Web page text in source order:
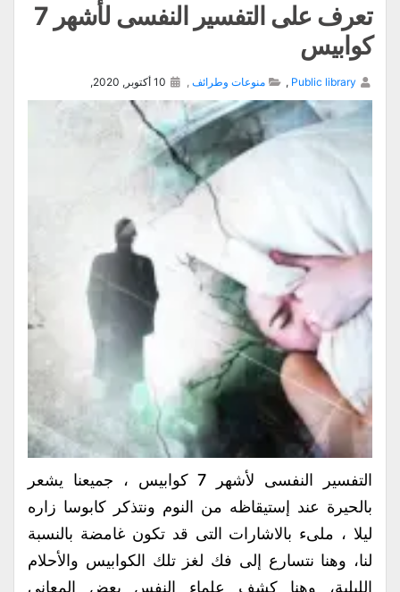
تعرف على التفسير النفسى لأشهر 7
كوابيس
Public library
, منوعات وطرائف ,
التفسير النفسى لأشهر 7 كوابيس ، جميعنا يشعر
بالحيرة عند إستيقاظه من النوم ونتذكر كابوسا زاره
ليلا ، ملىء بالاشارات التى قد تكون غامضة بالنسبة
لنا، وهنا نتسارع إلى فك لغز تلك الكوابيس والأحلام
الليلية، وهنا كشف علماء النفس بعض المعانى